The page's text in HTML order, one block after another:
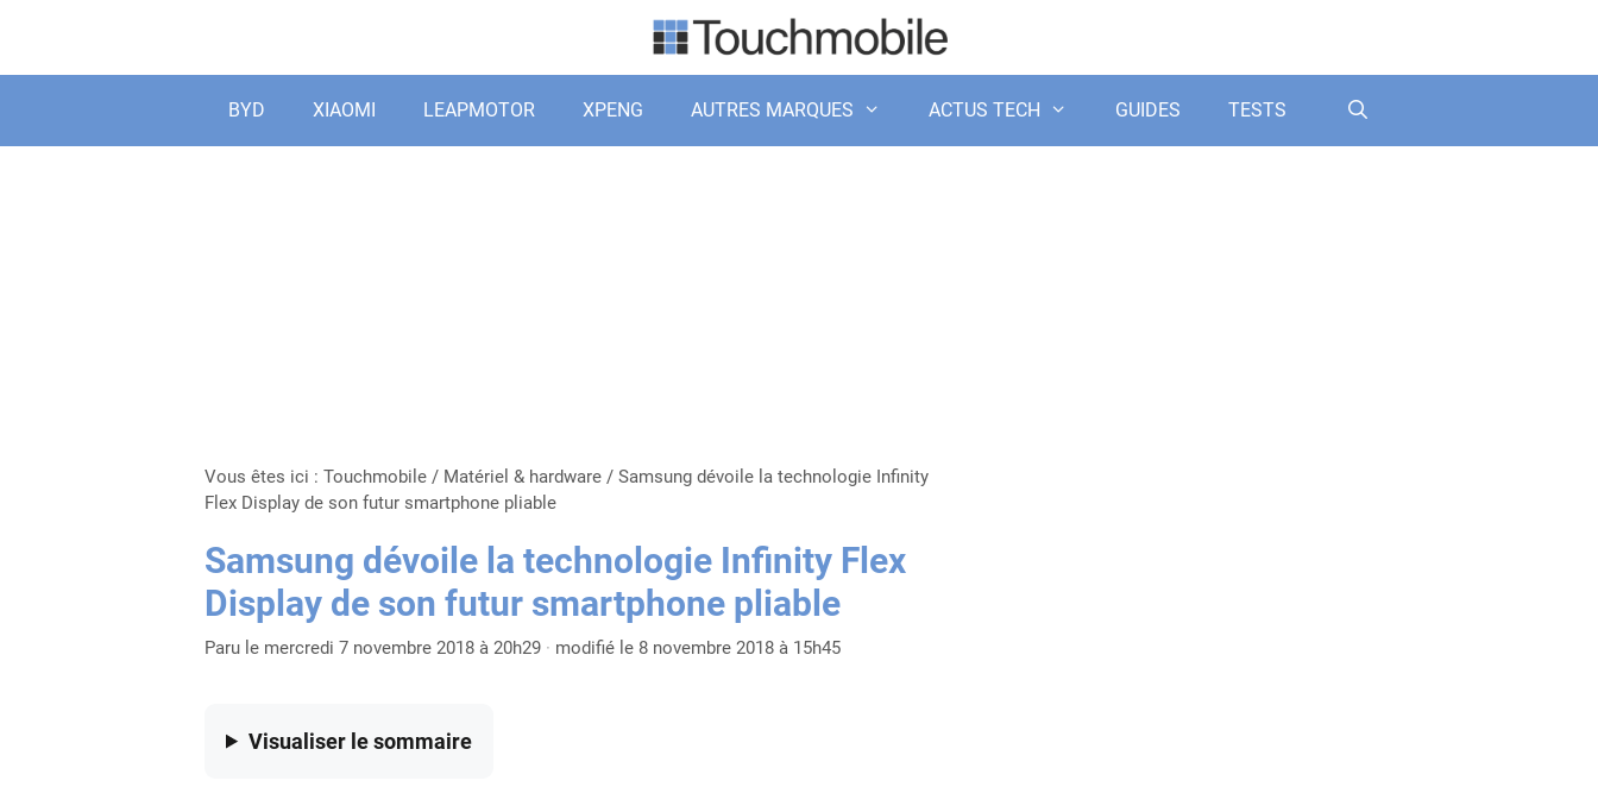
contenu
BYD XIAOMI LEAPMOTOR XPENG AUTRES MARQUES ACTUS TECH GUIDES TESTS
Vous êtes ici : Touchmobile / Matériel & hardware / Samsung dévoile la technologie Infinity
Flex Display de son futur smartphone pliable
Samsung dévoile la technologie Infinity Flex
Display de son futur smartphone pliable
Paru le mercredi 7 novembre 2018 à 20h29 · modifié le 8 novembre 2018 à 15h45
Visualiser le sommaire